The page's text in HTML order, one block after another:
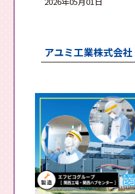
アユミ工業株式会社